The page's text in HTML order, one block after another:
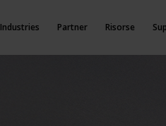
Industries Partner Risorse